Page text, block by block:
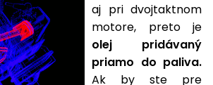
aj pri dvojtaktnom
motore, preto je
olej pridávaný
priamo do paliva.
Ak by ste pre